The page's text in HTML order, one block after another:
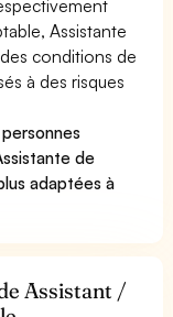
Assistante
conditions de
à des risques
personnes
de
adaptées à
Assistant /